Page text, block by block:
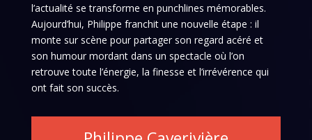
l’actualité se transforme en punchlines mémorables.
Aujourd’hui, Philippe franchit une nouvelle étape : il
monte sur scène pour partager son regard acéré et
son humour mordant dans un spectacle où l’on
retrouve toute l’énergie, la finesse et l’irrévérence qui
ont fait son succès.